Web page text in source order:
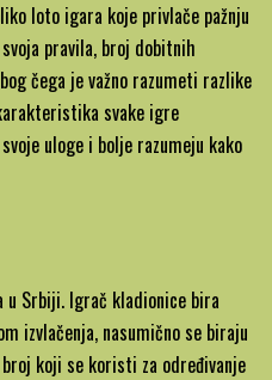
loto igara koje privlače pažnju
pravila, broj dobitnih
čega je važno razumeti razlike
svake igre
uloge i bolje razumeju kako
Srbiji. Igrač kladionice bira
izvlačenja, nasumično se biraju
koji se koristi za određivanje